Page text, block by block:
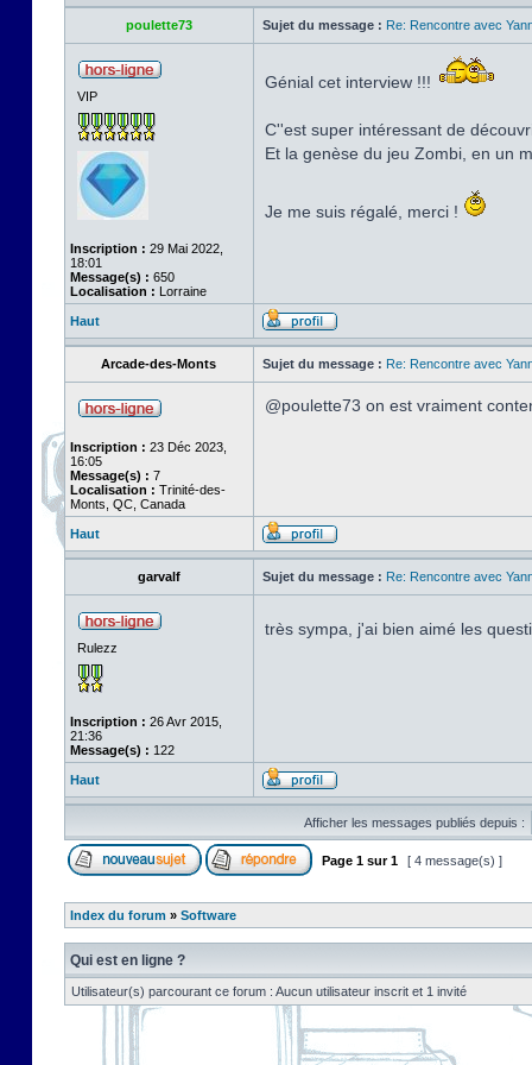
poulette73 Sujet du message : Re: Rencontre avec
VIP
Inscription : 29 Mai 2022,
18:01
Message(s) : 650
Localisation : Lorraine
Génial cet interview !!!
C''est super intéressant de
Et la genèse du jeu Zombi, en un
Je me suis régalé, merci !
Haut
Arcade-des-Monts Sujet du message : Re: Rencontre avec
Inscription : 23 Déc 2023,
16:05
Message(s) : 7
Localisation : Trinité-des-
Monts, QC, Canada
@poulette73 on est vraiment
Haut
garvalf Sujet du message : Re: Rencontre avec
Rulezz
Inscription : 26 Avr 2015,
21:36
Message(s) : 122
très sympa, j'ai bien aimé les
Haut
Afficher les messages publiés depuis :
Page 1 sur1 [ 4 message(s) ]
Index du forum » Software
Qui est en ligne ?
Utilisateur(s) parcourant ce forum : Aucun utilisateur inscrit et 1 invité